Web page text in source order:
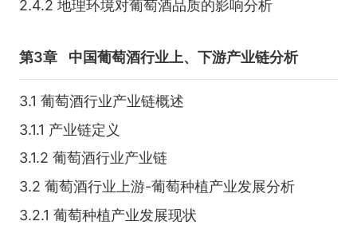
2.4.2 地理环境对葡萄酒品质的影响分析
第3章 中国葡萄酒行业上、下游产业链分析
3.1 葡萄酒行业产业链概述
3.1.1 产业链定义
3.1.2 葡萄酒行业产业链
3.2 葡萄酒行业上游-葡萄种植产业发展分析
3.2.1 葡萄种植产业发展现状